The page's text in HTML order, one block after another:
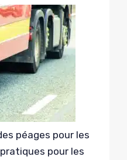
péages pour les
pour les